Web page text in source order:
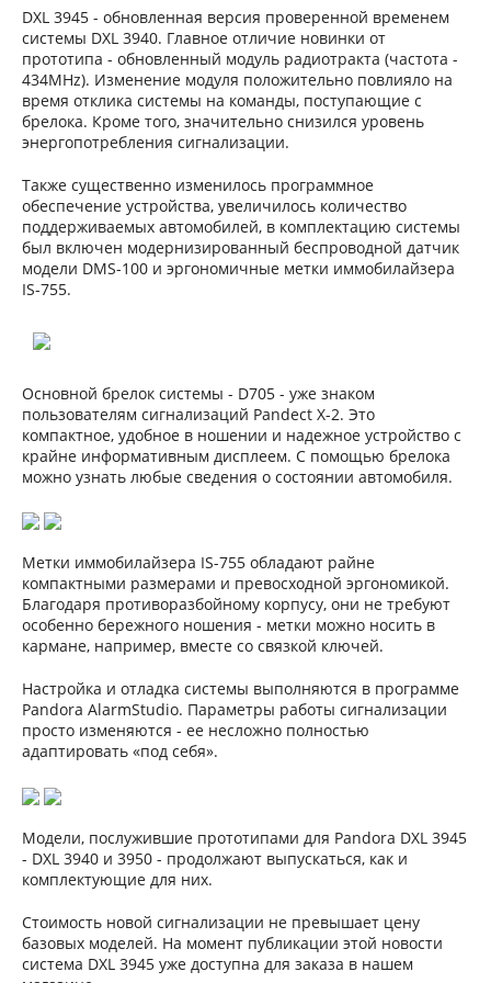
DXL 3945 - обновленная версия проверенной временем
системы DXL 3940. Главное отличие новинки от
прототипа - обновленный модуль радиотракта (частота -
434MHz). Изменение модуля положительно повлияло на
время отклика системы на команды, поступающие с
брелока. Кроме того, значительно снизился уровень
энергопотребления сигнализации.
Также существенно изменилось программное
обеспечение устройства, увеличилось количество
поддерживаемых автомобилей, в комплектацию системы
был включен модернизированный беспроводной датчик
модели DMS-100 и эргономичные метки иммобилайзера
IS-755.
Основной брелок системы - D705 - уже знаком
пользователям сигнализаций Pandect X-2. Это
компактное, удобное в ношении и надежное устройство с
крайне информативным дисплеем. С помощью брелока
можно узнать любые сведения о состоянии автомобиля.
Метки иммобилайзера IS-755 обладают райне
компактными размерами и превосходной эргономикой.
Благодаря противоразбойному корпусу, они не требуют
особенно бережного ношения - метки можно носить в
кармане, например, вместе со связкой ключей.
Настройка и отладка системы выполняются в программе
Pandora AlarmStudio. Параметры работы сигнализации
просто изменяются - ее несложно полностью
адаптировать «под себя».
Модели, послужившие прототипами для Pandora DXL 3945
- DXL 3940 и 3950 - продолжают выпускаться, как и
комплектующие для них.
Стоимость новой сигнализации не превышает цену
базовых моделей. На момент публикации этой новости
система DXL 3945 уже доступна для заказа в нашем